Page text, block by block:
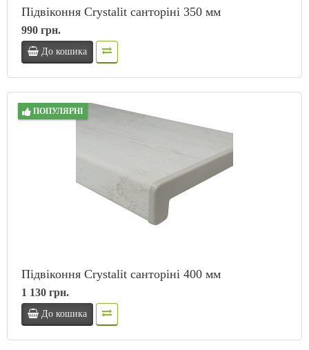
Підвіконня Crystalit санторіні 350 мм
990 грн.
До кошика
ПОПУЛЯРНІ
Підвіконня Crystalit санторіні 400 мм
1 130 грн.
До кошика